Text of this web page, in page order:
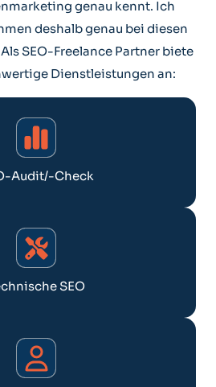
genau kennt. Ich
deshalb genau bei diesen
SEO-Freelance Partner biete
Dienstleistungen an:
Audit/-Check
SEO